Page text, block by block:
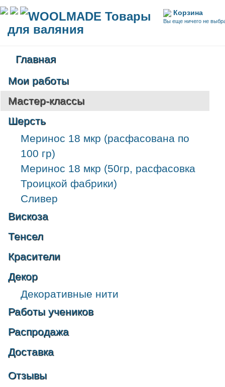
Корзина
Вы еще ничего не
WOOLMADE Товары
для валяния
Главная
Мои работы
Мастер-классы
Шерсть
Меринос 18 мкр (расфасована по
100 гр)
Меринос 18 мкр (50гр, расфасовка
Троицкой фабрики)
Сливер
Вискоза
Тенсел
Красители
Декор
Декоративные нити
Работы учеников
Распродажа
Доставка
Отзывы